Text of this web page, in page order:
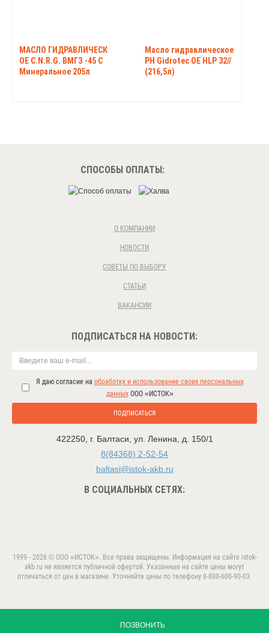
МАСЛО ГИДРАВЛИЧЕСК
ОЕ C.N.R.G. ВМГЗ -45 С
Минеральное 205л
Масло гидравлическое
РН Gidrotec OE HLP 32//
(216,5л)
ПОЗВОНИТЬ
СПОСОБЫ ОПЛАТЫ:
О КОМПАНИИ
НОВОСТИ
СОВЕТЫ ПО ВЫБОРУ
СТАТЬИ
ВАКАНСИИ
ПОДПИСАТЬСЯ НА НОВОСТИ:
Я даю согласие на обработку и использование своих персональных
данныхООО «ИСТОК»
ПОДПИСАТЬСЯ
422250, г. Балтаси ул. Ленина, д. 150/1
8(84368) 2-52-54
baltasi@istok-akb.ru
В СОЦИАЛЬНЫХ СЕТЯХ:
1999 - 2026 © ООО «ИСТОК». Все права защищены. Информация на сайте istok-
akb.ru не является публичной офертой. Указанные на сайте цены могут
отличаться от цен в магазине. Уточняйте цены по телефону 8-800-600-90-03.